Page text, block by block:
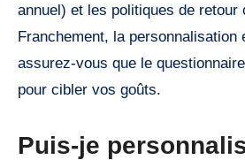
annuel) et les politiques de retour
Franchement, la personnalisation
assurez-vous que le
pour cibler vos goûts.
Puis-je